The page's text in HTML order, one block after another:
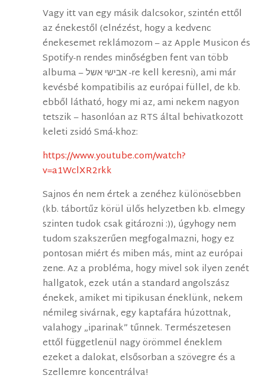
Vagy itt van egy másik dalcsokor, szintén ettől
az énekestől (elnézést, hogy a kedvenc
énekesemet reklámozom – az Apple Musicon és
Spotify-n rendes minőségben fent van több
albuma – אבישי אשל -re kell keresni), ami már
kevésbé kompatibilis az európai füllel, de kb.
ebből látható, hogy mi az, ami nekem nagyon
tetszik – hasonlóan az RTS által behivatkozott
keleti zsidó Smá-khoz:
https://www.youtube.com/watch?
v=a1WclXR2rkk
Sajnos én nem értek a zenéhez különösebben
(kb. tábortűz körül ülős helyzetben kb. elmegy
szinten tudok csak gitározni :)), úgyhogy nem
tudom szakszerűen megfogalmazni, hogy ez
pontosan miért és miben más, mint az európai
zene. Az a probléma, hogy mivel sok ilyen zenét
hallgatok, ezek után a standard angolszász
énekek, amiket mi tipikusan éneklünk, nekem
némileg sivárnak, egy kaptafára húzottnak,
valahogy „iparinak” tűnnek. Természetesen
ettől függetlenül nagy örömmel éneklem
ezeket a dalokat, elsősorban a szövegre és a
Szellemre koncentrálva!